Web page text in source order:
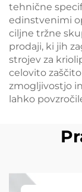
tehnične
edinstvenimi
ciljne tržne
prodaji, ki jih
strojev za
celovito
zmogljivostjo
lahko